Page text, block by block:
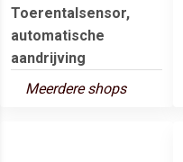
Toerentalsensor,
automatische
aandrijving
Meerdere shops